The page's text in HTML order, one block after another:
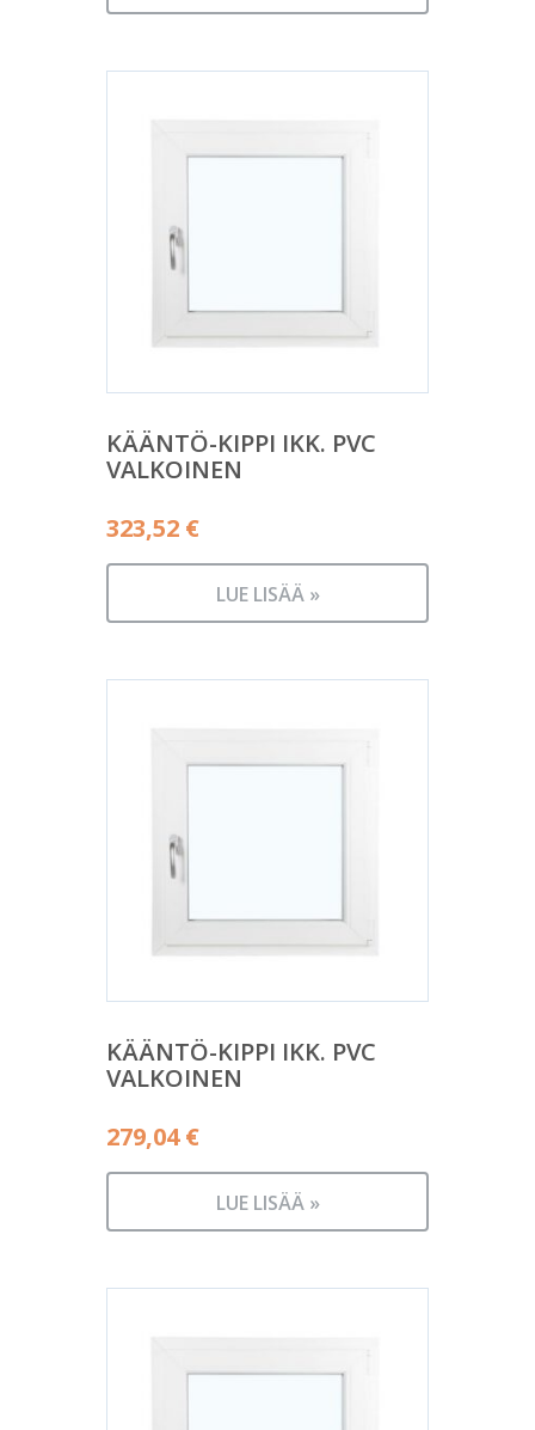
KÄÄNTÖ-KIPPI IKK. PVC
VALKOINEN
323,52 €
LUE LISÄÄ »
KÄÄNTÖ-KIPPI IKK. PVC
VALKOINEN
279,04€
LUE LISÄÄ »